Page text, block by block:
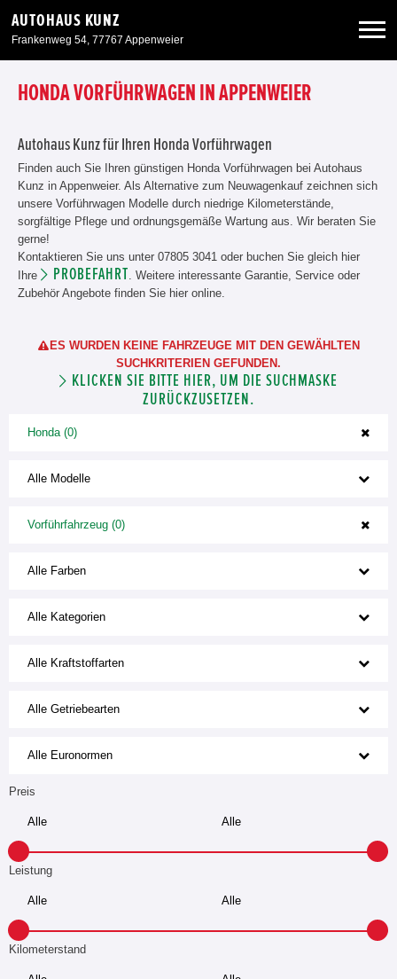
AUTOHAUS KUNZ
Frankenweg 54, 77767 Appenweier
Neuwagen
Gebrauchtwagen
Angebote
Service & Zubehör
Unser Autohaus
HONDA VORFÜHRWAGEN IN APPENWEIER
Autohaus Kunz für Ihren Honda Vorführwagen
Finden auch Sie Ihren günstigen Honda Vorführwagen bei Autohaus
Kunz in Appenweier. Als Alternative zum Neuwagenkauf zeichnen sich
unsere Vorführwagen Modelle durch niedrige Kilometerstände,
sorgfältige Pflege und ordnungsgemäße Wartung aus. Wir beraten Sie
gerne!
Kontaktieren Sie uns unter 07805 3041 oder buchen Sie gleich hier
Ihre
PROBEFAHRT . Weitere interessante Garantie, Service oder
Zubehör Angebote finden Sie hier online.
ES WURDEN KEINE FAHRZEUGE MIT DEN GEWÄHLTEN
SUCHKRITERIEN GEFUNDEN.
KLICKEN SIE BITTE HIER, UM DIE SUCHMASKE
ZURÜCKZUSETZEN.
Honda (0)
Alle Modelle
Vorführfahrzeug (0)
Alle Farben
Alle Kategorien
Alle Kraftstoffarten
Alle Getriebearten
Alle Euronormen
Preis
Leistung
Kilometerstand